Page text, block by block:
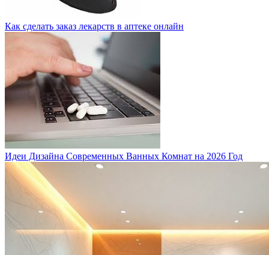
Как сделать заказ лекарств в аптеке онлайн
Идеи Дизайна Современных Ванных Комнат на 2026 Год